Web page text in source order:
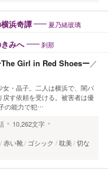
浜奇譚 夏乃緒玻璃
みへ 刹那
Girl in Red Shoesー／
・晶子。二人は横浜で、闇バ
す依頼を受ける。被害者は優
の能力で犯…
10,262文字
赤い靴 ゴシック 耽美 切な